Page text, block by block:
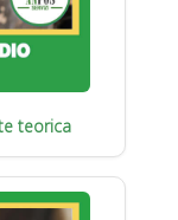
teorica